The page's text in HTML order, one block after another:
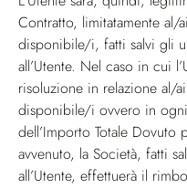
Contratto, limitatamente
disponibile/i, fatti salvi gli
all’Utente. Nel caso in cui
risoluzione in relazione
disponibile/i ovvero in
dell’Importo Totale
avvenuto, la Società, fatti
all’Utente, effettuerà il